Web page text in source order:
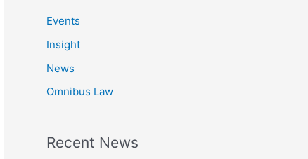
c
o
r
Events
Insight
News
Omnibus Law
Recent News